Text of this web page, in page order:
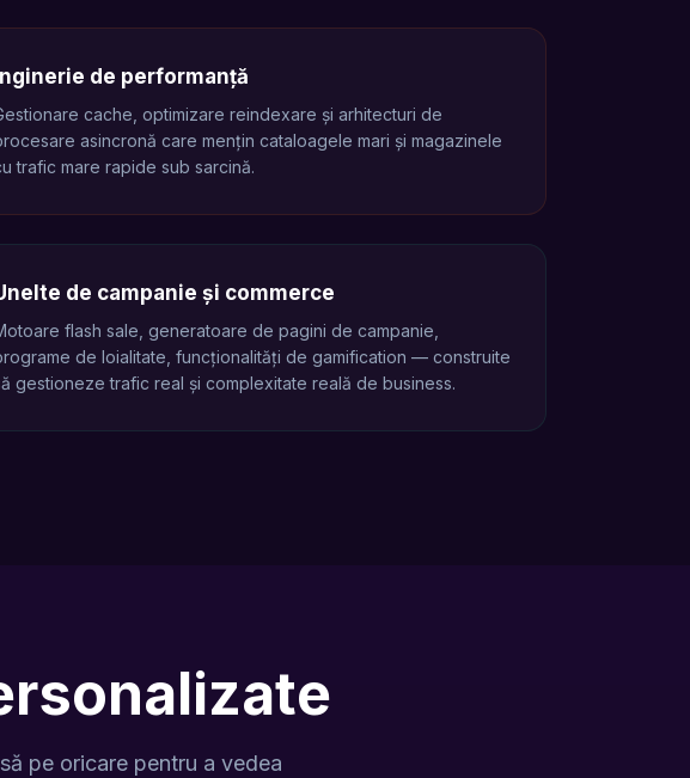
Inginerie de performanță
cache, optimizare reindexare și arhitecturi de
asincronă care mențin cataloagele mari și magazinele
trafic mare rapide sub sarcină.
de campanie și commerce
flash sale, generatoare de pagini de campanie,
de loialitate, funcționalități de gamification — construite
gestioneze trafic real și complexitate reală de business.
pe oricare pentru a vedea